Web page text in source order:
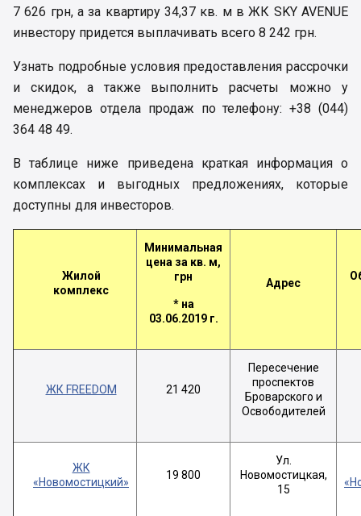
7 626 грн, а за квартиру 34,37 кв. м в ЖК SKY AVENUE
инвестору придется выплачивать всего 8 242 грн.
Узнать подробные условия предоставления рассрочки
и скидок, а также выполнить расчеты можно у
менеджеров отдела продаж по телефону: +38 (044)
364 48 49.
В таблице ниже приведена краткая информация о
комплексах и выгодных предложениях, которые
доступны для инвесторов.
Жилой
комплекс
Минимальная
цена за кв. м,
грн
* на
03.06.2019 г.
Адрес
ЖК FREEDOM 21 420
Пересечение
проспектов
Броварского и
Освободителей
ЖК
«Новомостицкий»
19 800
Ул.
Новомостицкая,
15